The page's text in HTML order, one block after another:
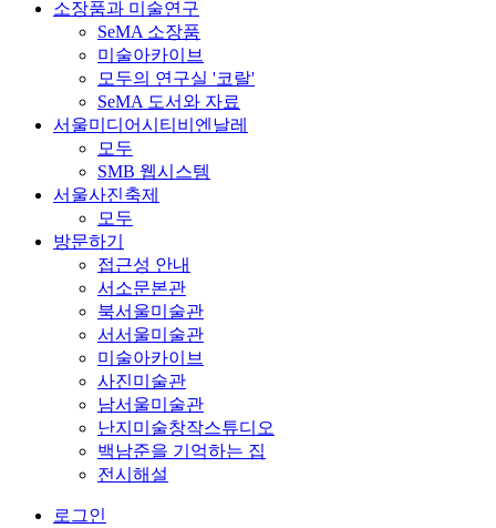
소장품과 미술연구
SeMA 소장품
미술아카이브
모두의 연구실 '코랄'
SeMA 도서와 자료
서울미디어시티비엔날레
모두
SMB 웹시스템
서울사진축제
모두
방문하기
접근성 안내
서소문본관
북서울미술관
서서울미술관
미술아카이브
사진미술관
남서울미술관
난지미술창작스튜디오
백남준을 기억하는 집
전시해설
로그인